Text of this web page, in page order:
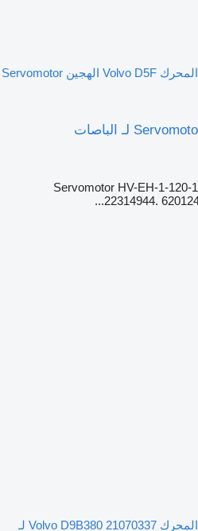
المحرك Volvo D5F الهجين Servomotor
Servomotor HV-EH-1-120-
22314944.
المحرك Volvo D9B380 21070337 لـ